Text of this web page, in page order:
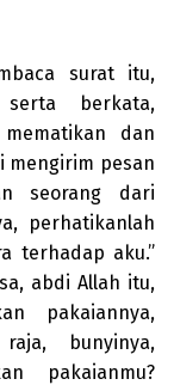
surat itu,
serta berkata,
dan
mengirim pesan
seorang dari
perhatikanlah
terhadap aku.”
abdi Allah itu,
pakaiannya,
bunyinya,
pakaianmu?